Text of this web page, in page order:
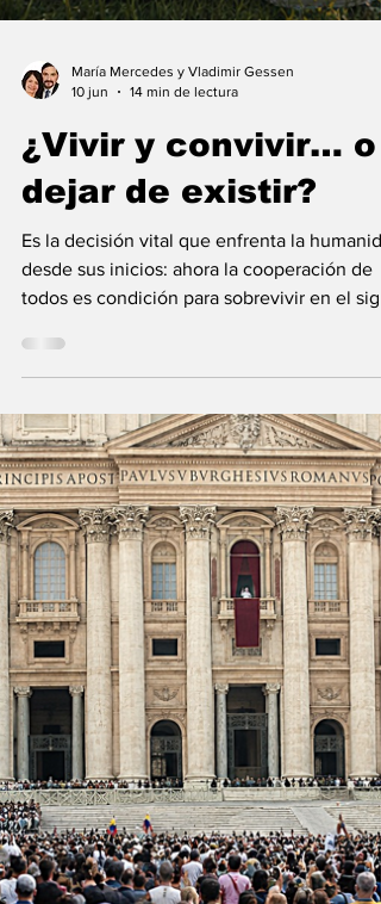
10 jun
14 min de lectura
¿Vivir y convivir… o
dejar de existir?
Es la decisión vital que enfrenta la
desde sus inicios: ahora la cooperación de
todos es condición para sobrevivir en el
21